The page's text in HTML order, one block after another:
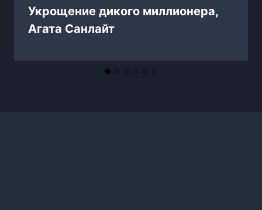
Укрощение дикого миллионера,
Агата Санлайт